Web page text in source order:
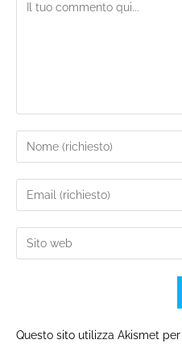
Questo sito utilizza Akismet